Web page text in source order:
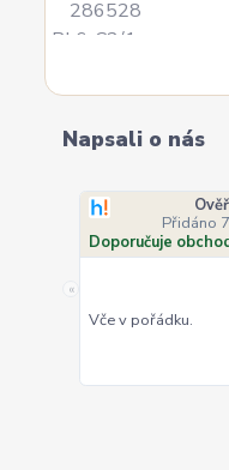
Napsali o nás
«
Přidáno
Doporučuje
Vče v pořádku.